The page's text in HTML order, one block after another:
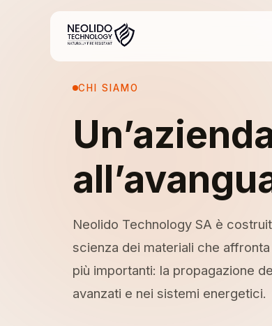
CHI SIAMO
Neolido Technology SA è
scienza dei materiali che
più importanti: la propagazione
avanzati e nei sistemi energetici.